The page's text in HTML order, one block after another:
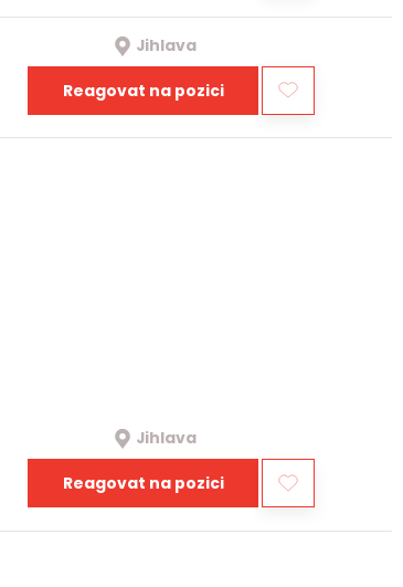
Jihlava
Reagovat na pozici
Jihlava
Reagovat na pozici